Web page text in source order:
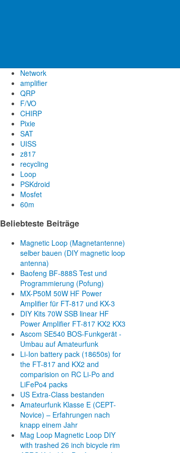
Network
amplifier
QRP
F/VO
CHIRP
Pixie
SAT
UISS
z817
recycling
Loop
PSKdroid
Mosfet
60m
Beliebteste Beiträge
Magnetic Loop (Magnetantenne)
selber bauen (DIY magnetic loop
antenna)
Baofeng BF-888S Test und
Programmierung (Pofung)
MX-P50M 50W HF Power
Amplifier für FT-817 und KX-3
DIY Kits 70W SSB linear HF
Power Amplifier FT-817 KX2 KX3
Ascom SE540 BOS-Funkgerät -
Umbau auf Amateurfunk
Li-Ion battery pack (18650s) for
the FT-817 and KX2 and
comparision on RC Li-Po and
LiFePo4 packs
US Extra-Class bestanden
Amateurfunk Klasse E (CEPT-
Novice) – Erfahrungen nach
knapp einem Jahr
Mag Loop Magnetic Loop DIY
with trashed 26 inch bicycle rim